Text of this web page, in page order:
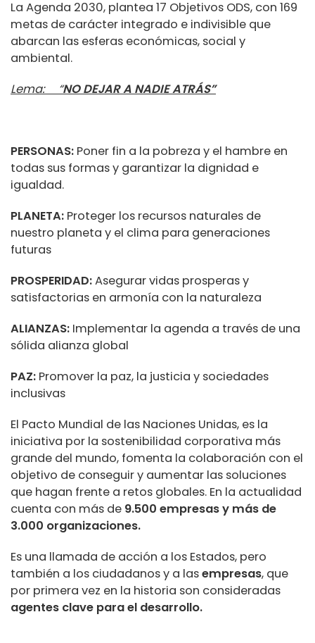
La Agenda 2030, plantea 17 Objetivos ODS, con 169
metas de carácter integrado e indivisible que
abarcan las esferas económicas, social y
ambiental.
Lema: “NO DEJAR A NADIE ATRÁS”
PERSONAS: Poner fin a la pobreza y el hambre en
todas sus formas y garantizar la dignidad e
igualdad.
PLANETA: Proteger los recursos naturales de
nuestro planeta y el clima para generaciones
futuras
PROSPERIDAD:Asegurar vidas prosperas y
satisfactorias en armonía con la naturaleza
ALIANZAS: Implementar la agenda a través de una
sólida alianza global
PAZ: Promover la paz, la justicia y sociedades
inclusivas
El Pacto Mundial de las Naciones Unidas, es la
iniciativa por la sostenibilidad corporativa más
grande del mundo, fomenta la colaboración con el
objetivo de conseguir y aumentar las soluciones
que hagan frente a retos globales. En la actualidad
cuenta con más de 9.500 empresas y más de
3.000 organizaciones.
Es una llamada de acción a los Estados, pero
también a los ciudadanos y a lasempresas, que
por primera vez en la historia son consideradas
agentes clave para el desarrollo.